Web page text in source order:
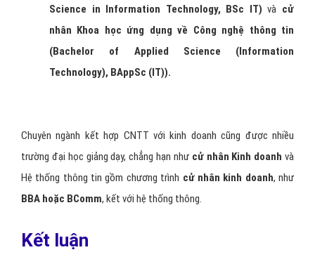
Science in Information Technology, BSc IT) và cử
nhân Khoa học ứng dụng về Công nghệ thông tin
(Bachelor of Applied Science (Information
Technology), BAppSc (IT)).
Chuyên ngành kết hợp CNTT với kinh doanh cũng được nhiều
trường đại học giảng dạy, chẳng hạn như cử nhân Kinh doanh và
Hệ thống thông tin gồm chương trình cử nhân kinh doanh, như
BBA hoặc BComm, kết với hệ thống thông.
Kết luận